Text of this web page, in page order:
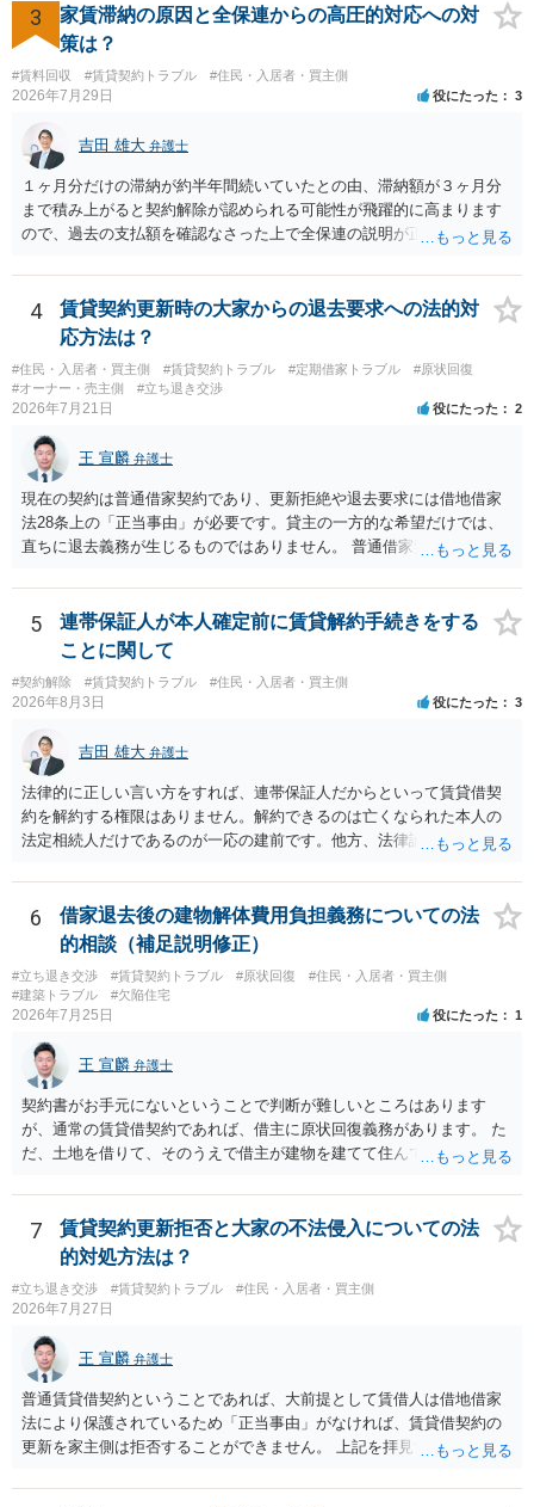
棄には該当しないため、犯罪になるわけではありません。しかし、建
物の所有者は質問者様であっても、土地の所有権はあくまで地主にあ
ります。そのため、地主に無断でお骨を埋める行為は、他人の所有権
を侵害する行為や、借地人としての善管注意義務違反とみなされる可
能性が高いのが私見です。 どうしてもお近くで供養されたい場合は、
事前に地主へ相談して許可を得るか、土地に直接埋めずに大きめの鉢
植え等で供養する「プランター葬」や、ペット霊園等への納骨を検討
されるのが確実かと思います。
3
家賃滞納の原因と全保連からの高圧的対応への対
策は？
#賃料回収 #賃貸契約トラブル #住民・入居者・買主側
2026年7月29日 役にたった 3
吉田 雄大 弁護士
１ヶ月分だけの滞納が約半年間続いていたとの由、滞納額が３ヶ月分
まで積み上がると契約解除が認められる可能性が飛躍的に高まります
ので、過去の支払額を確認なさった上で全保連の説明が正しければ、
た理由は気になるところですが、中身のある返答は期待できないと思
います。
4
賃貸契約更新時の大家からの退去要求への法的対
応方法は？
#住民・入居者・買主側 #賃貸契約トラブル #定期借家トラブル
#原状回復
#オーナー・売主側
#立ち退き交渉
2026年7月21日 役にたった 2
王 宣麟 弁護士
現在の契約は普通借家契約であり、更新拒絶や退去要求には借地借家
法28条上の「正当事由」が必要です。貸主の一方的な希望だけでは、
直ちに退去義務が生じるものではありません。 普通借家契約から定期
新たな定期借家契約を締結する形になりますが、これは任意の合意が
前提であり、借主が同意しなければ成立しません。 12年間の居住実
績、子どもの学校や地域とのつながり、転居費用の準備が困難な事情
などは、借主側の強い居住継続の必要性として正当事由判断において
重視される要素ですので、貸主側にかなり具体的な事情と立退料など
がない限り、更新拒絶が認められるハードルは一般的に高いと考えら
れます。 建物が未登記であること自体は、賃貸借契約の有効性を直ち
に否定するものではなく、引渡しがされていれば賃貸借の効力は原則
有効とされています。 今後の交渉では、①現在は普通借家契約が継続
しており定期借家への変更に合意していないこと、②貸主側の事情
（誰が所有者で誰が実際に住む予定か等）を具体的に書面で説明して
ほしいこと、③自分たちの居住継続の必要性を丁寧に伝えること、を
基本方針としたうえで、仮に一定時期の退去を検討する場合には、立
退料・引越費用・原状回復費用負担などの条件を明確にした書面を作
成することが重要です。 契約書では、更新条項・解除条項・期間の定
め・定期借家に関する記載の有無、これまでの更新時の合意内容
（「今回で最後」などの文言）が、借主不利な特約として無効になり
得るかどうかも含めて検討ポイントになりますので、署名押印前に内
容を十分に確認し、不明点は弁護士に相談することをおすすめしま
す。
5
連帯保証人が本人確定前に賃貸解約手続きをする
ことに関して
#契約解除 #賃貸契約トラブル #住民・入居者・買主側
2026年8月3日 役にたった 3
吉田 雄大 弁護士
法律的に正しい言い方をすれば、連帯保証人だからといって賃貸借契
約を解約する権限はありません。解約できるのは亡くなられた本人の
法定相続人だけであるのが一応の建前です。他方、法律論はさてお
する動機づけがなくなります。 今回進められつつある手続はあくまで
も、建物を賃貸人に一日も早く明け渡すための便宜的方法として理解
するのが良いと思います。またその方法で進めた方が、連帯保証人で
あるお知り合いさんにとっても、自身の経済的負担を最小限に食い止
められるため望ましいやり方だといえます。
6
借家退去後の建物解体費用負担義務についての法
的相談（補足説明修正）
#立ち退き交渉 #賃貸契約トラブル #原状回復
#住民・入居者・買主側
#建築トラブル
#欠陥住宅
2026年7月25日 役にたった 1
王 宣麟 弁護士
契約書がお手元にないということで判断が難しいところはあります
が、通常の賃貸借契約であれば、借主に原状回復義務があります。 た
だ、土地を借りて、そのうえで借主が建物を建てて住んでいたケース
であれば、建物を収去して土地を明渡す義務は原則生じないはずで
す。 その後、建物を平屋に立て替えた場合であっても、貸主の承諾を
得ているのであれば、単純に費用を捻出した側に平屋の所有権が帰属
する、という話になるわけでもないように思います。 そのため、現
状、解体費用を負担することが明確な案件ではないため、まずは相手
に請求の根拠（なぜ当方が平屋の解体費用を負担しなければならない
のか）を確認されてみてはいかがでしょうか。
7
賃貸契約更新拒否と大家の不法侵入についての法
的対処方法は？
#立ち退き交渉 #賃貸契約トラブル #住民・入居者・買主側
2026年7月27日
王 宣麟 弁護士
普通賃貸借契約ということであれば、大前提として賃借人は借地借家
法により保護されているため「正当事由」がなければ、賃貸借契約の
更新を家主側は拒否することができません。 上記を拝見する限り、通
定期確認させてもらないこと」が直ちに正当事由に当たるとは思えま